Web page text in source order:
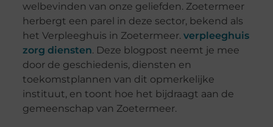
welbevinden van onze geliefden. Zoetermeer
herbergt een parel in deze sector, bekend als
het Verpleeghuis in Zoetermeer. verpleeghuis
zorg diensten. Deze blogpost neemt je mee
door de geschiedenis, diensten en
toekomstplannen van dit opmerkelijke
instituut, en toont hoe het bijdraagt aan de
gemeenschap van Zoetermeer.